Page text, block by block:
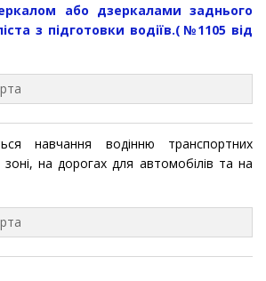
або дзеркалами заднього
з підготовки водіїв.(№1105 від
навчання водінню транспортних
зоні, на дорогах для автомобілів та на